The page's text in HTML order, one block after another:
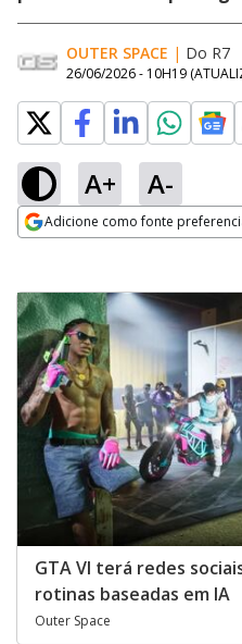
OUTER SPACE | Do R7
26/06/2026 - 10H19
A+ A-
Adicione como fonte
GTA VI terá redes
rotinas baseadas em IA
Outer Space